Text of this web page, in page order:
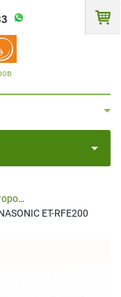
Запчасти и комплектующие для проекторов
ET-RFE200